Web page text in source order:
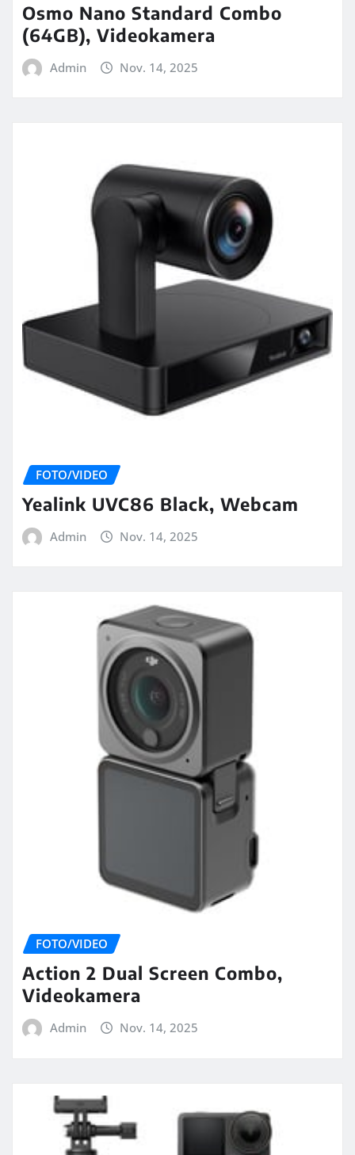
Osmo Nano Standard Combo
(64GB), Videokamera
Admin Nov. 14, 2025
FOTO/VIDEO
Yealink UVC86 Black, Webcam
Admin Nov. 14, 2025
FOTO/VIDEO
Action 2 Dual Screen Combo,
Videokamera
Admin Nov. 14, 2025